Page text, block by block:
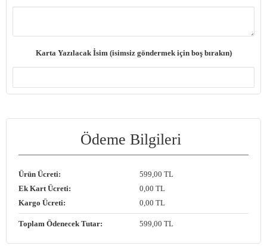
Karta Yazılacak İsim (isimsiz göndermek için boş bırakın)
Ödeme Bilgileri
Ürün Ücreti: 599 ,00 TL
Ek Kart Ücreti:
0 ,00 TL
Kargo Ücreti:
0 ,00 TL
Toplam Ödenecek Tutar: 599 ,00 TL